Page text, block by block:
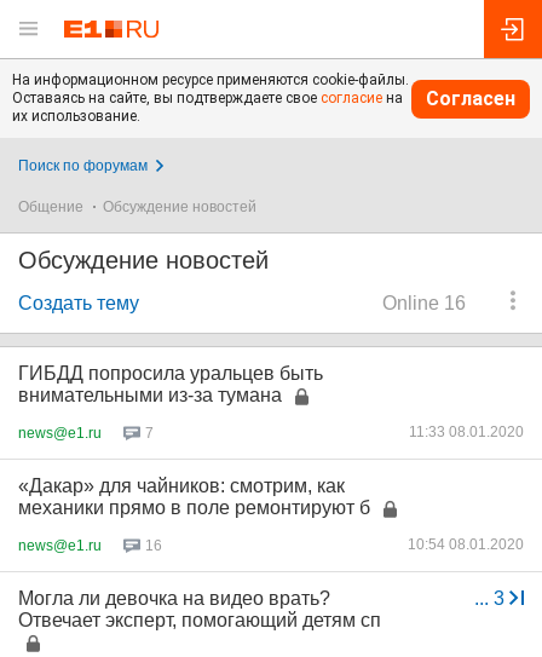
На информационном ресурсе применяются cookie-файлы.
Оставаясь на сайте, вы подтверждаете свое согласие на
их использование.
Согласен
Поиск по форумам
Общение Обсуждение новостей
Обсуждение новостей
Online 16
Создать тему
ГИБДД попросила уральцев быть
внимательными из-за тумана
news@e1.ru 7 11:33 08.01.2020
«Дакар» для чайников: смотрим, как
механики прямо в поле ремонтируют б
news@e1.ru 16 10:54 08.01.2020
... 3
Могла ли девочка на видео врать?
Отвечает эксперт, помогающий детям сп